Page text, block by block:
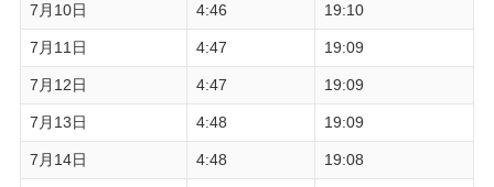
7月10日 4:46 19:10
7月11日 4:47 19:09
7月12日 4:47 19:09
7月13日 4:48 19:09
7月14日 4:48 19:08